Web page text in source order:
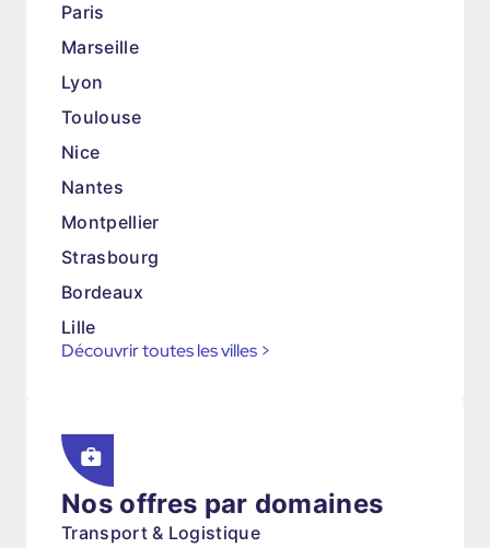
Paris
Marseille
Lyon
Toulouse
Nice
Nantes
Montpellier
Strasbourg
Bordeaux
Lille
Découvrir toutes les villes >
Nos offres par domaines
Transport & Logistique